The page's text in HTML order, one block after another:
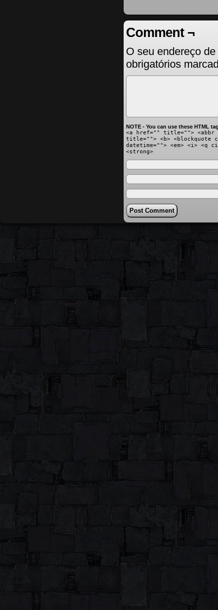
Comment ¬
O seu endereço
obrigatórios
NOTE - You can use these HTML
<a href="" title=""> <abbr
title=""> <b> <blockquote
datetime=""> <em> <i> <q
<strong>